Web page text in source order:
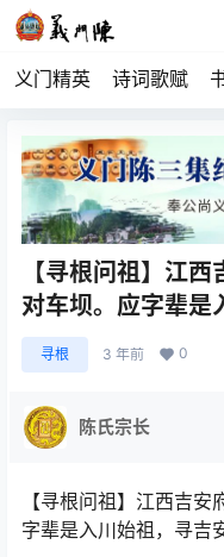
义门精英 诗词歌赋
【寻根问祖】江
对车坝。应字辈是
寻根 3 年前 0
陈氏宗长
【寻根问祖】江西吉
字辈是入川始祖，寻吉